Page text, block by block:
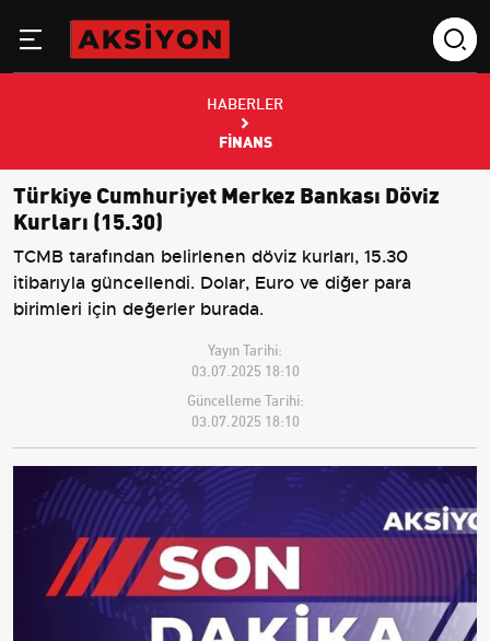
HABERLER
FINANS
Türkiye Cumhuriyet Merkez Bankası Döviz
Kurları (15.30)
TCMB tarafından belirlenen döviz kurları, 15.30
itibarıyla güncellendi. Dolar, Euro ve diğer para
birimleri için değerler burada.
Yayın Tarihi:
03.07.2025 18:10
Güncelleme Tarihi:
03.07.2025 18:10